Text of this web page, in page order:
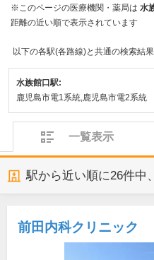
※このページの医療機関・薬局は 水
距離の近い順で表示されています
以下の各駅(各路線)と共通の検索結
水族館口駅:
鹿児島市電1系統,鹿児島市電2系統
一覧表示
駅から近い順に26件中、
前田内科クリニック